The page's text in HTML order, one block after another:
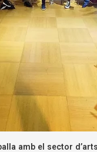
amb el sector